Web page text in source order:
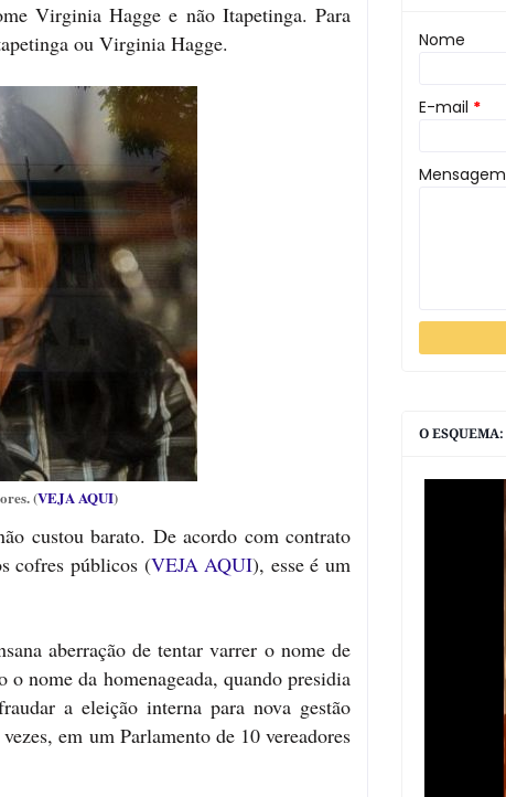
Virginia Hagge e não Itapetinga. Para
ou Virginia Hagge.
(VEJA AQUI)
custou barato. De acordo com contrato
cofres públicos (VEJA AQUI), esse é um
aberração de tentar varrer o nome de
nome da homenageada, quando presidia
a eleição interna para nova gestão
em um Parlamento de 10 vereadores
Nome
E-mail *
Mensagem
O ESQUEMA: